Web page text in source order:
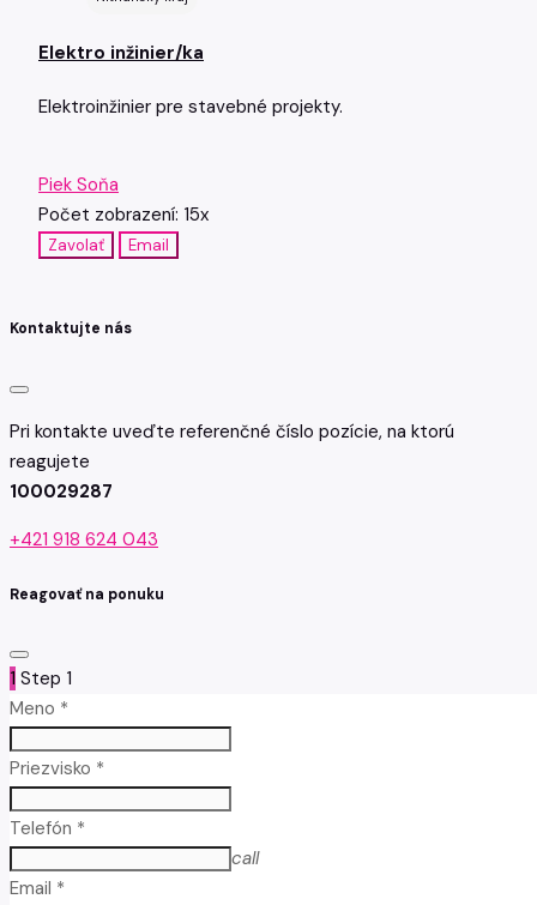
Elektro inžinier/ka
Elektroinžinier pre stavebné projekty.
Piek Soňa
Počet zobrazení: 15x
Zavolať Email
Kontaktujte nás
Pri kontakte uveďte referenčné číslo pozície, na ktorú
reagujete
100029287
+421 918 624 043
Reagovať na ponuku
1 Step 1
Meno *
Priezvisko *
Telefón *
call
Email *